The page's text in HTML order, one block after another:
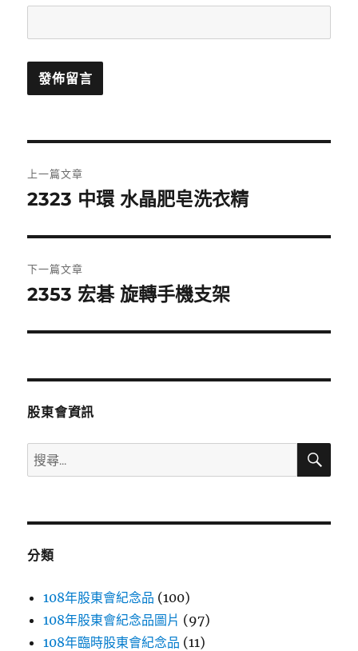
章
覽
上一篇文章
上
篇
文
章:
2323 中環 水晶肥皂洗衣精
下一篇文章
下
篇
章:
2353 宏碁 旋轉手機支架
股東會資訊
搜
尋
鍵
搜
分類
108年股東會紀念品 (100)
108年股東會紀念品圖片 (97)
108年臨時股東會紀念品 (11)